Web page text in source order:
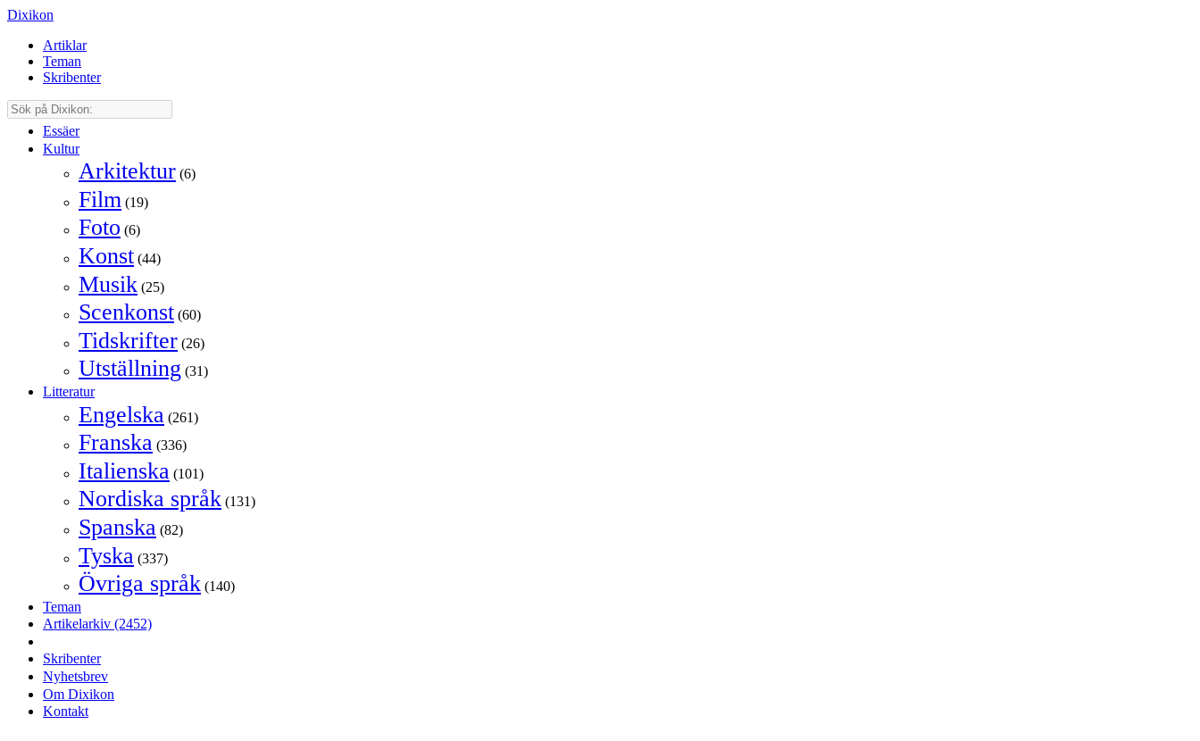
Dixikon
Artiklar
Teman
Skribenter
Essäer
Kultur
Arkitektur (6)
Film (19)
Foto (6)
Konst (44)
Musik (25)
Scenkonst (60)
Tidskrifter (26)
Utställning (31)
Litteratur
Engelska (261)
Franska (336)
Italienska (101)
Nordiska språk (131)
Spanska (82)
Tyska (337)
Övriga språk (140)
Teman
Artikelarkiv (2452)
Skribenter
Nyhetsbrev
Om Dixikon
Kontakt